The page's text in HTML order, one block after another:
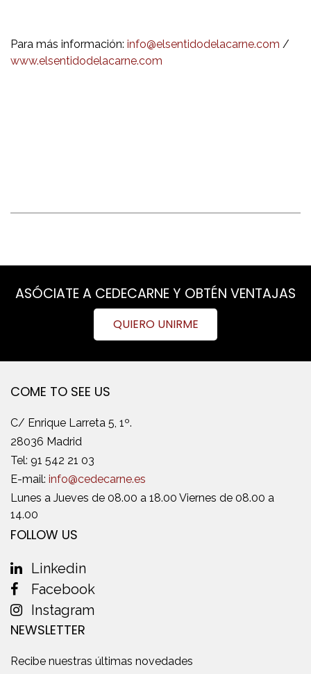
Para más información: info@elsentidodelacarne.com /
www.elsentidodelacarne.com
ASÓCIATE A CEDECARNE Y OBTÉN VENTAJAS
QUIERO UNIRME
COME TO SEE US
C/ Enrique Larreta 5, 1º.
28036 Madrid
Tel: 91 542 21 03
E-mail: info@cedecarne.es
Lunes a Jueves de 08.00 a 18.00 Viernes de 08.00 a
14.00
FOLLOW US
Linkedin
Facebook
Instagram
NEWSLETTER
Recibe nuestras últimas novedades